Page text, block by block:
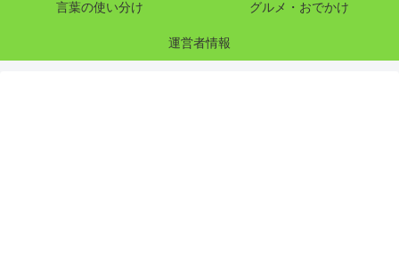
言葉の使い分け グルメ・おでかけ
運営者情報